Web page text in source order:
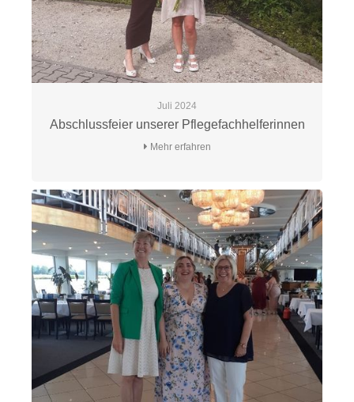
Juli 2024
Abschlussfeier unserer Pflegefachhelferinnen
Mehr erfahren